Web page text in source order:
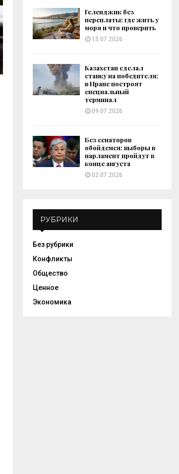
Геленджик без
переплаты: где жить у
моря и что проверить
15.07.2026
Казахстан сделал
ставку на победителя:
в Иране построят
специальный
терминал
09.07.2026
Без сенаторов
обойдемся: выборы в
парламент пройдут в
конце августа
02.07.2026
РУБРИКИ
Без рубрики
Конфликты
Общество
Ценное
Экономика